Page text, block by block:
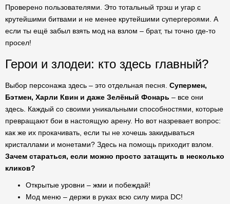
Проверено пользователями. Это тотальный трэш и угар с
крутейшими битвами и не менее крутейшими супергероями. А
если ты ещё забыл взять мод на взлом – брат, ты точно где-то
просел!
Герои и злодеи: кто здесь главный?
Выбор персонажа здесь – это отдельная песня. Супермен,
Бэтмен, Харли Квин и даже Зелёный Фонарь – все они
здесь. Каждый со своими уникальными способностями, которые
превращают бои в настоящую арену. Но вот назревает вопрос:
как же их прокачивать, если ты не хочешь закидываться
кристаллами и монетами? Здесь на помощь приходит взлом.
Зачем стараться, если можно просто затащить в несколько
кликов?
Открытые уровни – жми и побеждай!
Мод меню – держи в руках всю силу мира DC!